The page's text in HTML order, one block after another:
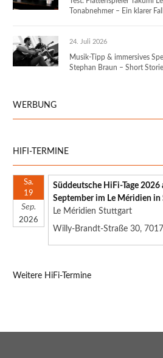
Tonabnehmer – Ein klarer Fall
24. Juli 2026
Musik-Tipp & immersives
Stephan Braun – Short
WERBUNG
HIFI-TERMINE
Sa.
19
Sep.
2026
Süddeutsche HiFi-Tage 2026
September im Le Méridien
Le Méridien Stuttgart
Willy-Brandt-Straße 30,
Weitere HiFi-Termine